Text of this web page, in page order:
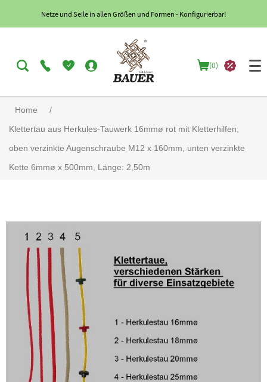
Netze und Seile in allen Größen und Formen - Konfigurierbar!
(0)
Home
/
Klettertau aus Herkules-Tauwerk 16mmø rot mit Kletterhilfen,
oben verzinkte Augenschraube M12 x 160mm, unten verzinkte
Kette 6mmø x 500mm, Länge: 2,50m